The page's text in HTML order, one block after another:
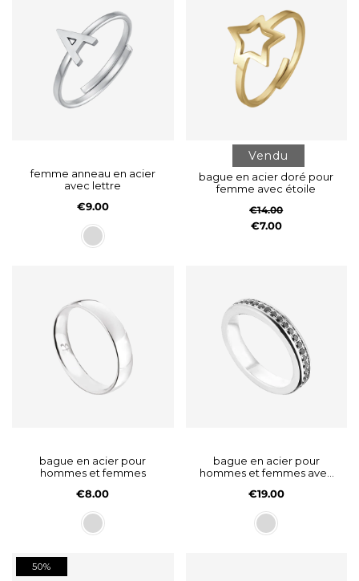
femme anneau en acier
avec lettre
€9.00
Vendu
bague en acier doré pour
femme avec étoile
€14.00
€7.00
bague en acier pour
hommes et femmes
€8.00
bague en acier pour
hommes et femmes avec
€19.00
50%